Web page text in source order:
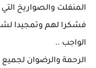
المنفلت والصواريخ
فشكرا لهم وتمجيدا
الواجب ..
الرحمة والرضوان